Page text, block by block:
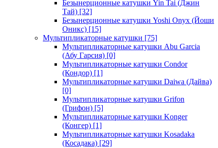
Безынерционные катушки Yin Tai (Джин
Тай) [32]
Безынерционные катушки Yoshi Onyx (Йоши
Оникс) [15]
Мультипликаторные катушки [75]
Мультипликаторные катушки Abu Garcia
(Абу Гарсия) [0]
Мультипликаторные катушки Condor
(Кондор) [1]
Мультипликаторные катушки Daiwa (Дайва)
[0]
Мультипликаторные катушки Grifon
(Грифон) [5]
Мультипликаторные катушки Konger
(Конгер) [1]
Мультипликаторные катушки Kosadaka
(Косадака) [29]